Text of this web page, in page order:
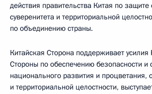
действия правительства Китая по защите
суверенитета и территориальной
по объединению страны.
Китайская Сторона поддерживает усилия
Стороны по обеспечению безопасности и
национального развития и процветания,
и территориальной целостности,